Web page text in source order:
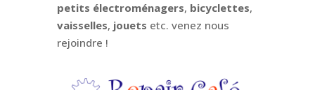
petits électroménagers, bicyclettes,
vaisselles, jouets etc. venez nous
rejoindre !